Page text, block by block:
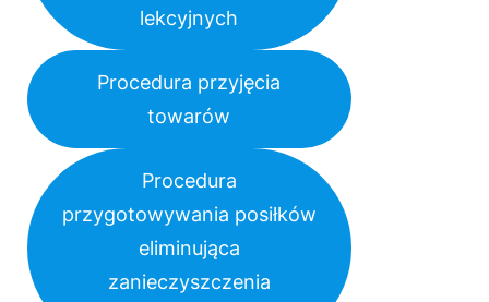
lekcyjnych
Procedura przyjęcia
towarów
Procedura
przygotowywania posiłków
eliminująca
zanieczyszczenia